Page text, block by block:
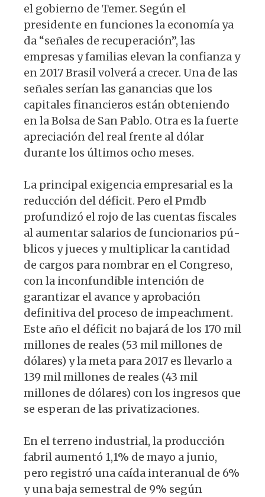
el gobierno de Temer. Según el
presidente en funciones la economía ya
da “señales de recuperación”, las
empresas y familias elevan la confianza y
en 2017 Brasil vol­verá a crecer. Una de las
señales serían las ganancias que los
capitales financieros es­tán obteniendo
en la Bolsa de San Pablo. Otra es la fuerte
apreciación del real frente al dólar
durante los últimos ocho meses.
La principal exigencia empresarial es la
reducción del déficit. Pero el Pmdb
profundizó el rojo de las cuentas fiscales
al aumentar salarios de funcionarios pú­
blicos y jueces y multiplicar la cantidad
de cargos para nombrar en el Congreso,
con la inconfundible intención de
garan­tizar el avance y aprobación
definitiva del proceso de impeachment.
Este año el déficit no bajará de los 170 mil
millones de reales (53 mil millones de
dólares) y la meta para 2017 es llevarlo a
139 mil millones de reales (43 mil
millones de dólares) con los ingresos que
se esperan de las privatizaciones.
En el terreno industrial, la producción
fabril aumentó 1,1% de mayo a junio,
pero registró una caída interanual de 6%
y una baja semestral de 9% según